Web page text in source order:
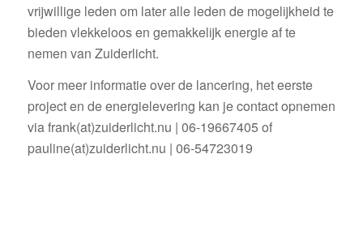
vrijwillige leden om later alle leden de mogelijkheid te
bieden vlekkeloos en gemakkelijk energie af te
nemen van Zuiderlicht.
Voor meer informatie over de lancering, het eerste
project en de energielevering kan je contact opnemen
via frank(at)zuiderlicht.nu | 06-19667405 of
pauline(at)zuiderlicht.nu | 06-54723019